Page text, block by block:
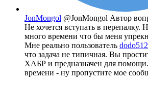
JonMongol @JonMongol Автор
Не хочется вступать в перепалку.
много времени что бы меня
Мне реально пользователь dodo512
что задача не типичная. Вы
ХАБР и предназначен для
времени - ну пропустите мое